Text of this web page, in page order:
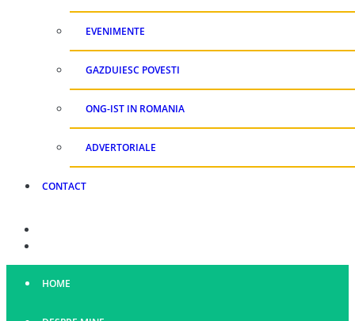
EVENIMENTE
GAZDUIESC POVESTI
ONG-IST IN ROMANIA
ADVERTORIALE
CONTACT
HOME